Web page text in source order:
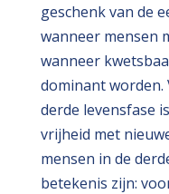
geschenk van de
wanneer mensen
wanneer
dominant worden.
derde levensfase
vrijheid met
mensen in de
betekenis zijn: